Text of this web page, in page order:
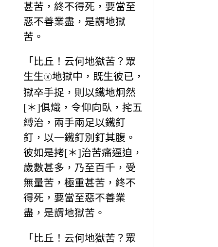
甚苦，終不得死，要當至
惡不善業盡，是謂地獄
苦。
「比丘！云何地獄苦？眾
生生ⓧ地獄中，既生彼已，
獄卒手捉，則以鐵地炯然
[＊]俱熾，令仰向臥，挓五
縛治，兩手兩足以鐵釘
釘，以一鐵釘別釘其腹。
彼如是拷[＊]治苦痛逼迫，
歲數甚多，乃至百千，受
無量苦，極重甚苦，終不
得死，要當至惡不善業
盡，是謂地獄苦。
「比丘！云何地獄苦？眾